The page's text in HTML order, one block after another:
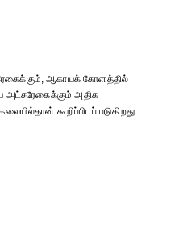
ஆகாயக் கோளத்தில்
அட்சரேகைக்கும் அதிக
கூறிப்பிடப் படுகிறது.